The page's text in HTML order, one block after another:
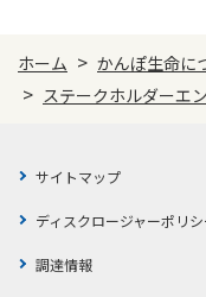
ホーム > かんぽ生命に
> ステークホルダーエ
サイトマップ
ディスクロージャーポリシ
調達情報